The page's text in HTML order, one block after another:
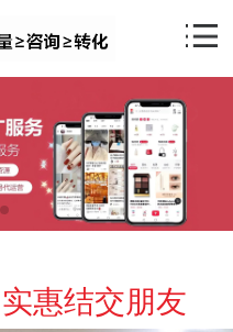
惠结交朋友